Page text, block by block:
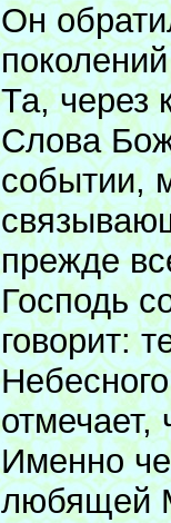
Он
Та, через
Слова
событии,
прежде
Господь
говорит:
отмечает,
Именно
любящей